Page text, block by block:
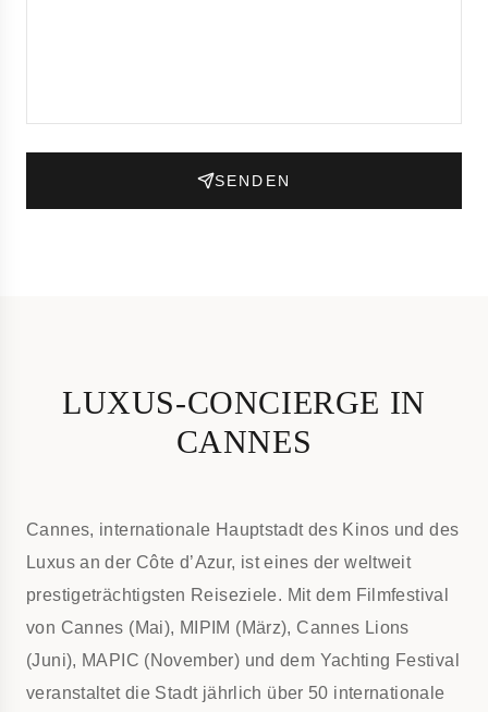
SENDEN
LUXUS-CONCIERGE IN
CANNES
Cannes, internationale Hauptstadt des Kinos und des
Luxus an der Côte d’Azur, ist eines der weltweit
prestigeträchtigsten Reiseziele. Mit dem Filmfestival
von Cannes (Mai), MIPIM (März), Cannes Lions
(Juni), MAPIC (November) und dem Yachting Festival
veranstaltet die Stadt jährlich über 50 internationale